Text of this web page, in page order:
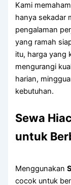
Kami
hanya sekadar
pengalaman
yang ramah
itu, harga yang
mengurangi
harian,
kebutuhan.
Sewa
untuk
Menggunakan
cocok untuk